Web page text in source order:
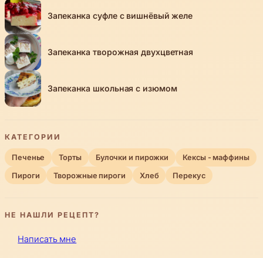
Запеканка суфле с вишнёвый желе
Запеканка творожная двухцветная
Запеканка школьная с изюмом
КАТЕГОРИИ
Печенье Торты Булочки и пирожки Кексы - маффины
Пироги Творожные пироги Хлеб Перекус
НЕ НАШЛИ РЕЦЕПТ?
Написать мне